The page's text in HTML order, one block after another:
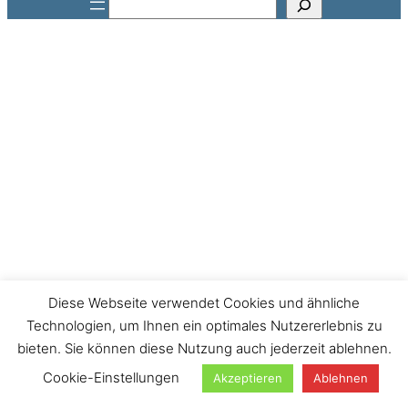
Diese Webseite verwendet Cookies und ähnliche
Technologien, um Ihnen ein optimales Nutzererlebnis zu
bieten. Sie können diese Nutzung auch jederzeit ablehnen.
Cookie-Einstellungen
Akzeptieren Ablehnen